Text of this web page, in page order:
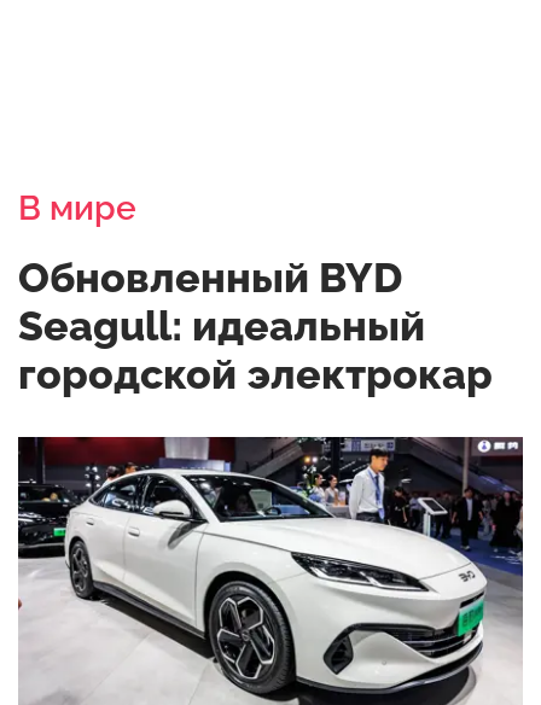
В мире
Обновленный BYD
Seagull: идеальный
городской электрокар